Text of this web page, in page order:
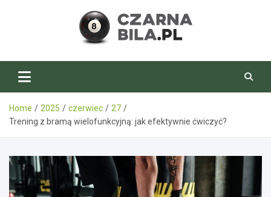
CzarnaBila.pl
Home 2025 czerwiec
27
Trening z bramą wielofunkcyjną: jak efektywnie ćwiczyć?